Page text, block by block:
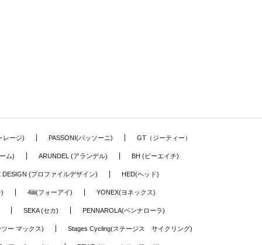
レージ) PASSONI(パッソーニ) GT（ジーティー）
ム) ARUNDEL (アランデル) BH (ビーエイチ)
DESIGN (プロファイルデザイン) HED(ヘッド)
4iiii(フォーアイ) YONEX(ヨネックス)
SEKA (セカ) PENNAROLA(ペンナローラ)
ー マックス) Stages Cycling(ステージス サイクリング)